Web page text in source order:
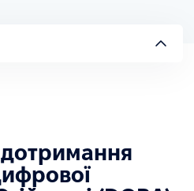
дотримання